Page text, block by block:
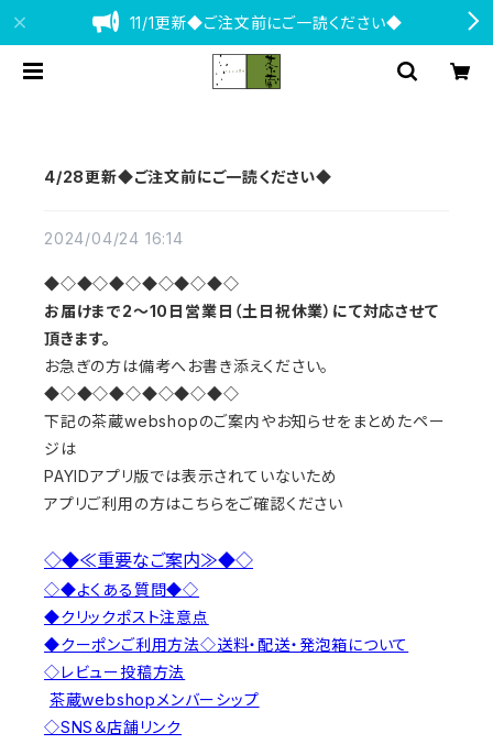
11/1更新◆ご注文前にご一読ください◆
4/28更新◆ご注文前にご一読ください◆
2024/04/24 16:14
◆◇◆◇◆◇◆◇◆◇◆◇
お届けまで2～10日営業日 （土日祝休業）にて対応させて
頂きます。
お急ぎの方は備考へお書き添えください。
◆◇◆◇◆◇◆◇◆◇◆◇
下記の茶蔵webshopのご案内やお知らせをまとめたペー
ジは
PAYIDアプリ版では表示されていないため
アプリご利用の方はこちらをご確認ください
◇◆≪重要なご案内≫◆◇
◇◆よくある質問◆◇
◆クリックポスト注意点
◆クーポンご利用方法◇送料・配送・発泡箱について
◇レビュー投稿方法
茶蔵webshopメンバーシップ
◇SNS＆店舗リンク